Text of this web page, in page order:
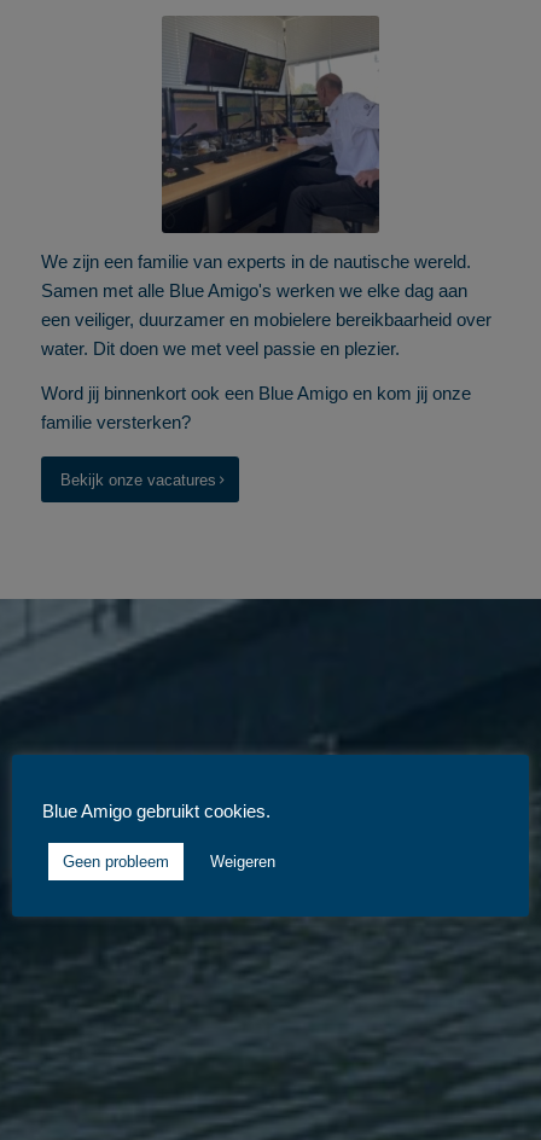
We zijn een familie van experts in de nautische wereld.
Samen met alle Blue Amigo's werken we elke dag aan
een veiliger, duurzamer en mobielere bereikbaarheid over
water. Dit doen we met veel passie en plezier.
Word jij binnenkort ook een Blue Amigo en kom jij onze
familie versterken?
Bekijk onze vacatures
Blue Amigo gebruikt cookies.
Geen probleem Weigeren